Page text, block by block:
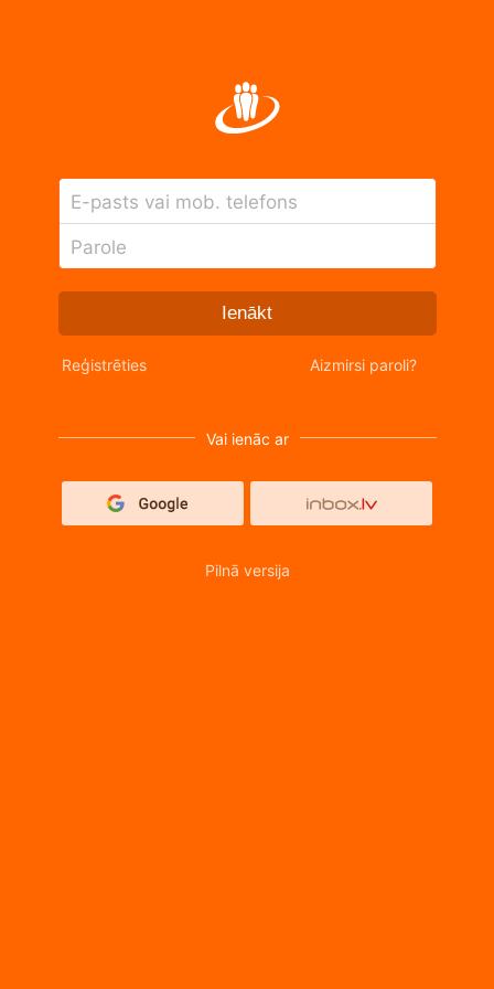
E-pasts vai mob. telefons
Parole
Ienākt
Reģistrēties Aizmirsi paroli?
Vai ienāc ar
Pilnā versija